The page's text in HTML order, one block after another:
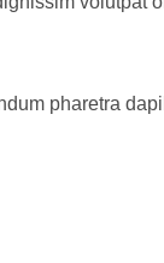
pharetra